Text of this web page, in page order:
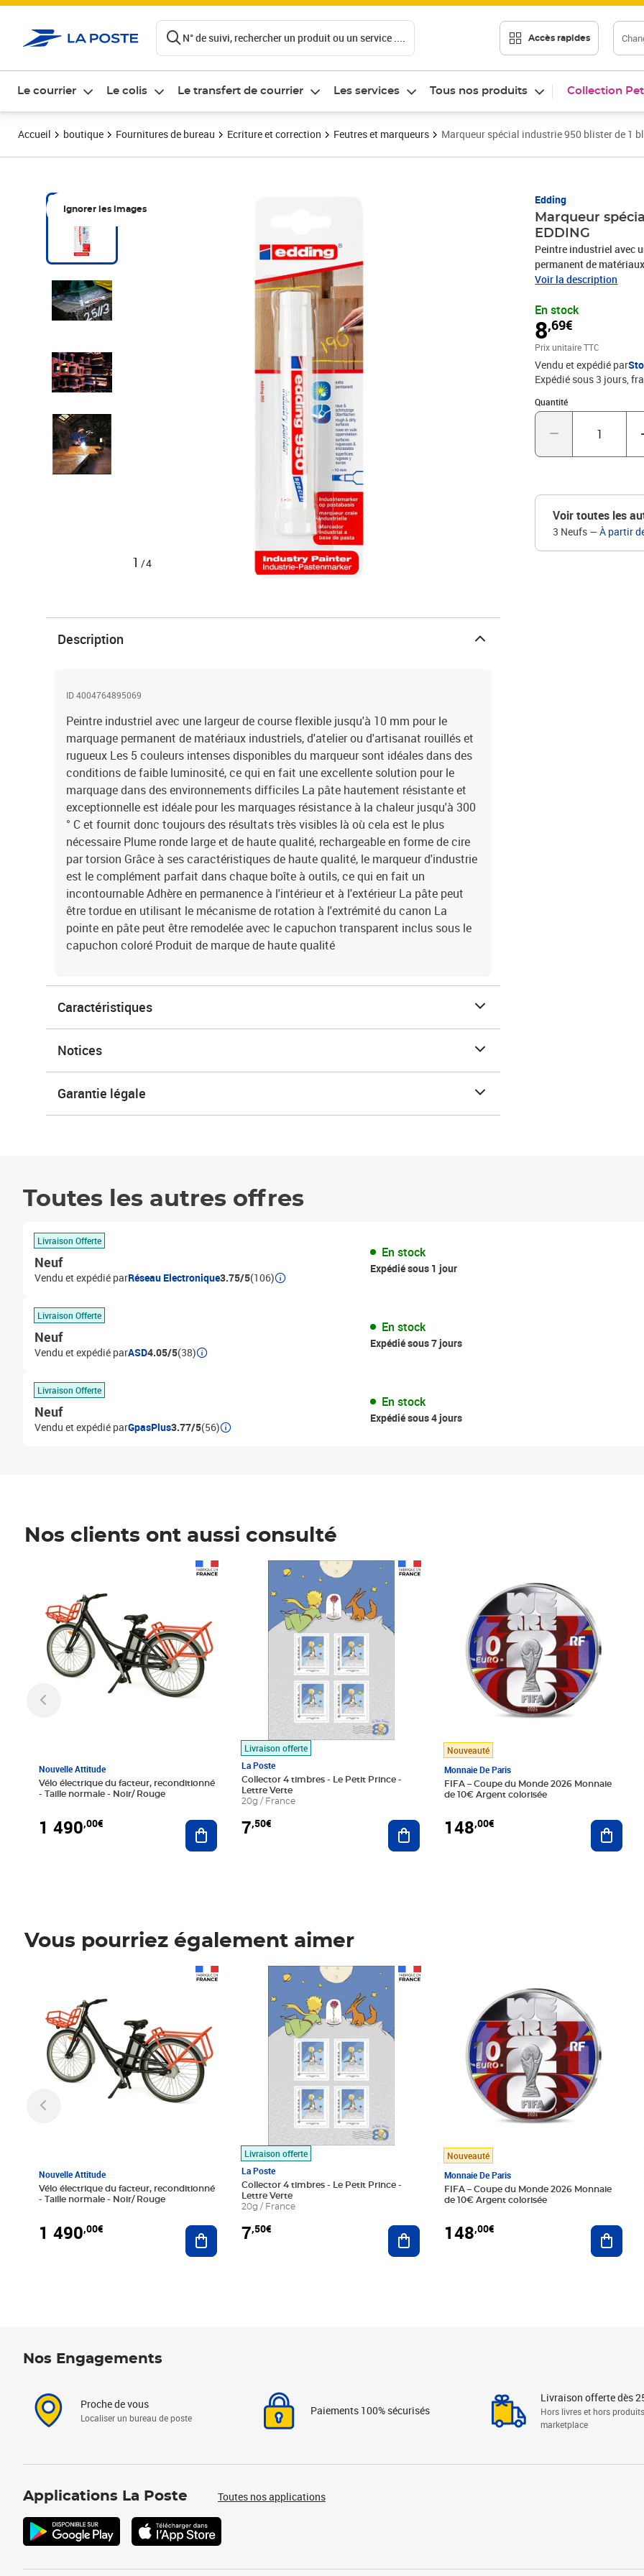
N° de suivi, rechercher un produit ou un service .... Accès rapides
Le courrier Le colis Le transfert de courrier Les services Tous nos produits Collection
Accueil boutique Fournitures de bureau Ecriture et correction Feutres et marqueurs Marqueur spécial industrie 950 blister de 1
Ignorer les images
1 /4
Edding
Marqueur
EDDING
Peintre industriel avec
permanent de
couleurs intenses
environnements
pour les marquages
des résultats très
haute qualité,
de haute qualité, le
à outils, ce qui en fait
l'extérieur La pâte peut
du canon La pointe en
sous le capuchon
Voir la description
En stock
8,69€
Prix 8,69€
Prix unitaire TTC
Vendu et expédié par
Expédié sous 3 jours,
Quantité
Quantité : 1
Voir toutes les
3 Neufs —À partir
Description
ID 4004764895069
Peintre industriel avec une largeur de course flexible jusqu'à 10 mm pour le
marquage permanent de matériaux industriels, d'atelier ou d'artisanat rouillés et
rugueux Les 5 couleurs intenses disponibles du marqueur sont idéales dans des
conditions de faible luminosité, ce qui en fait une excellente solution pour le
marquage dans des environnements difficiles La pâte hautement résistante et
exceptionnelle est idéale pour les marquages résistance à la chaleur jusqu'à 300
° C et fournit donc toujours des résultats très visibles là où cela est le plus
nécessaire Plume ronde large et de haute qualité, rechargeable en forme de cire
par torsion Grâce à ses caractéristiques de haute qualité, le marqueur d'industrie
est le complément parfait dans chaque boîte à outils, ce qui en fait un
incontournable Adhère en permanence à l'intérieur et à l'extérieur La pâte peut
être tordue en utilisant le mécanisme de rotation à l'extrémité du canon La
pointe en pâte peut être remodelée avec le capuchon transparent inclus sous le
capuchon coloré Produit de marque de haute qualité
Caractéristiques
Notices
Garantie légale
Toutes les autres offres
Livraison Offerte
Neuf
Vendu et expédié parRéseau Electronique3.75/5(106)
En stock
Expédié sous 1 jour
Livraison Offerte
Neuf
Vendu et expédié parASD4.05/5(38)
En stock
Expédié sous 7 jours
Livraison Offerte
Neuf
Vendu et expédié parGpasPlus3.77/5(56)
En stock
Expédié sous 4 jours
Nos clients ont aussi consulté
Nouvelle Attitude
Vélo électrique du facteur, reconditionné
- Taille normale - Noir/ Rouge
1 490,00€ Ajouter au panier
Livraison offerte
La Poste
Collector 4 timbres - Le Petit Prince -
Lettre Verte
20g / France
7,50€
Prix 7,50€
Ajouter au panier
Nouveauté
Monnaie De Paris
FIFA – Coupe du Monde 2026 Monnaie
de 10€ Argent colorisée
148,00€
Vous pourriez également aimer
Nouvelle Attitude
Vélo électrique du facteur, reconditionné
- Taille normale - Noir/ Rouge
1 490,00€ Ajouter au panier
Livraison offerte
La Poste
Collector 4 timbres - Le Petit Prince -
Lettre Verte
20g / France
7,50€
Prix 7,50€
Ajouter au panier
Nouveauté
Monnaie De Paris
FIFA – Coupe du Monde 2026 Monnaie
de 10€ Argent colorisée
148,00€
Nos Engagements
Proche de vous
Localiser un bureau de poste
Paiements 100% sécurisés
Livraison offerte dès
Hors livres et hors produits
marketplace
Applications La Poste Toutes nos applications